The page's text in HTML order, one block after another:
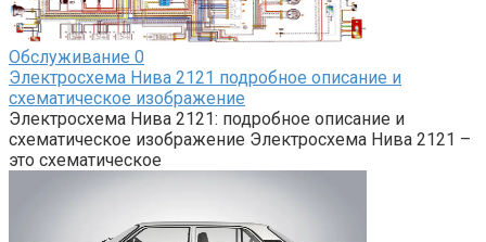
Обслуживание 0
Электросхема Нива 2121 подробное описание и
схематическое изображение
Электросхема Нива 2121: подробное описание и
схематическое изображение Электросхема Нива 2121 –
это схематическое